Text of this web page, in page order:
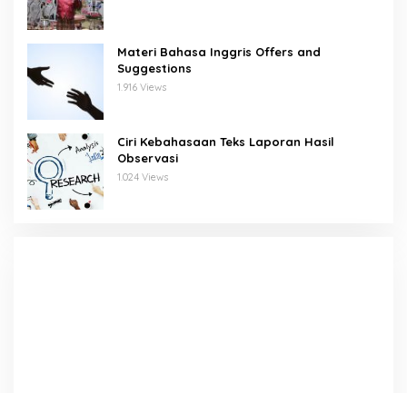
Materi Bahasa Inggris Offers and
Suggestions
1.916 Views
Ciri Kebahasaan Teks Laporan Hasil
Observasi
1.024 Views